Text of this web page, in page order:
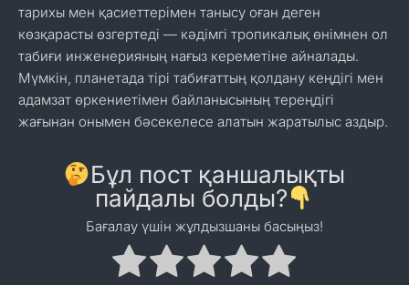
тарихы мен қасиеттерімен танысу оған деген
көзқарасты өзгертеді — кәдімгі тропикалық өнімнен ол
табиғи инженерияның нағыз кереметіне айналады.
Мүмкін, планетада тірі табиғаттың қолдану кеңдігі мен
адамзат өркениетімен байланысының тереңдігі
жағынан онымен бәсекелесе алатын жаратылыс аздыр.
Бұл пост қаншалықты
пайдалы болды?
Бағалау үшін жұлдызшаны басыңыз!